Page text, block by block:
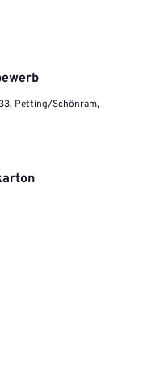
Petting/Schönram,